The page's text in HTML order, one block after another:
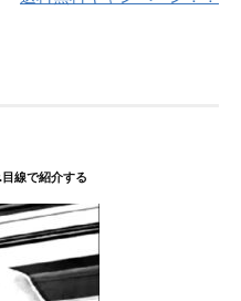
線で紹介する